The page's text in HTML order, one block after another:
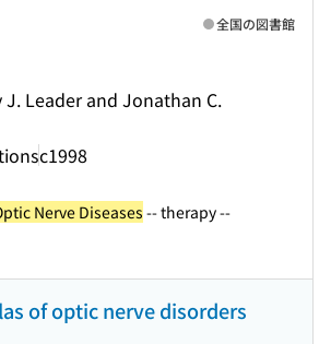
Leader and Jonathan C.
c1998
全国の図書館
Nerve Diseases-- therapy --
of optic nerve disorders